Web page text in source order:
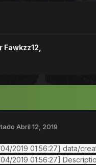
Fawkzz12
Abril 12, 2019
04/2019 01:56:27] data/
04/2019 01:56:27]